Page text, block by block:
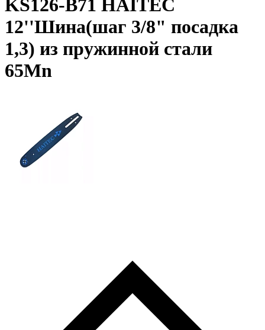
KS126-B71 HAITEC
12''Шина(шаг 3/8" посадка
1,3) из пружинной стали
65Mn